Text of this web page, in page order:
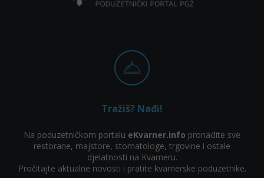
Tražiš? Nađi!
Na poduzetničkom portalu eKvarner.info pronađite sve
restorane, majstore, stomatologe, trgovine i ostale
djelatnosti na Kvarneru.
Pročitajte aktualne novosti i pratite kvarnerske poduzetnike.